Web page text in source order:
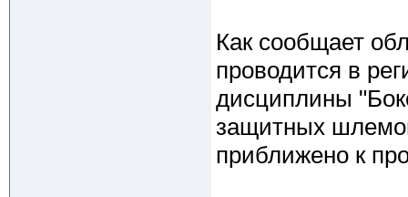
Как сообщает
проводится в
дисциплины
защитных
приближено к